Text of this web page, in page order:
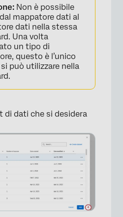
×
Non è possibile
mappatore dati al
dati nella stessa
Una volta
un tipo di
questo è l’unico
può utilizzare nella
di dati che si desidera